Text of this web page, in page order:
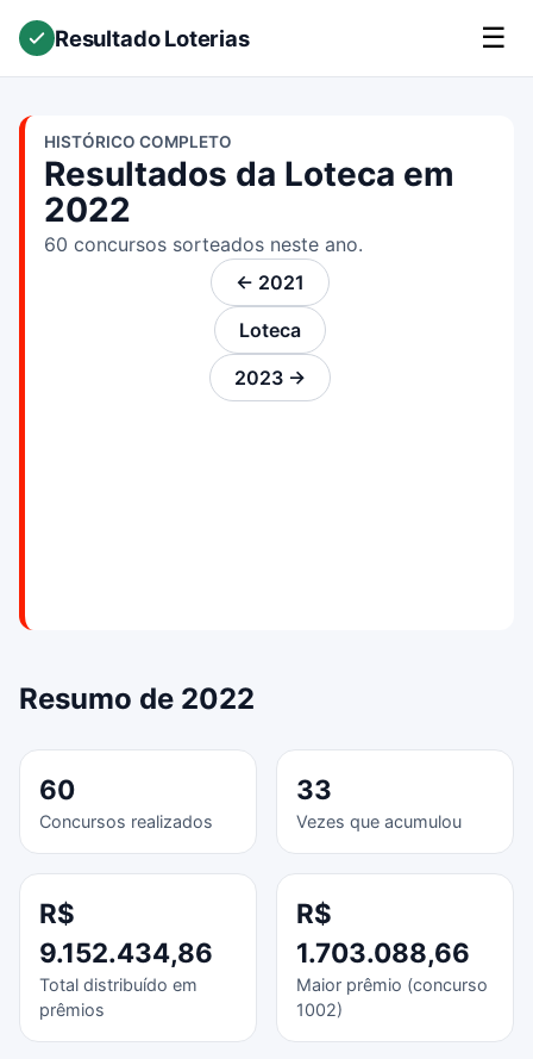
Resultado Loterias ☰
HISTÓRICO COMPLETO
Resultados da Loteca em
2022
60 concursos sorteados neste ano.
← 2021
Loteca
2023 →
Resumo de 2022
60
Concursos realizados
33
Vezes que acumulou
R$
9.152.434,86
Total distribuído em
prêmios
R$
1.703.088,66
Maior prêmio (concurso
1002)